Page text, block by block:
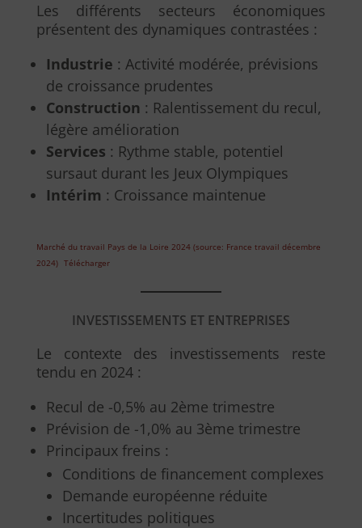
Les différents secteurs économiques
présentent des dynamiques contrastées :
Industrie : Activité modérée, prévisions
de croissance prudentes
Construction : Ralentissement du recul,
légère amélioration
Services : Rythme stable, potentiel
sursaut durant les Jeux Olympiques
Intérim : Croissance maintenue
Marché du travail Pays de la Loire 2024 (source: France travail décembre
2024) Télécharger
INVESTISSEMENTS ET ENTREPRISES
Le contexte des investissements reste
tendu en 2024 :
Recul de -0,5% au 2ème trimestre
Prévision de -1,0% au 3ème trimestre
Principaux freins :
Conditions de financement complexes
Demande européenne réduite
Incertitudes politiques